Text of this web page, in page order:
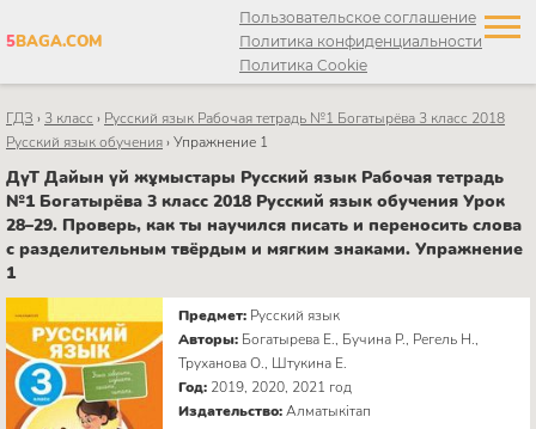
5BAGA.COM
Пользовательское соглашение
Политика конфиденциальности
Политика Cookie
ГДЗ › 3 класс › Русский язык Рабочая тетрадь №1 Богатырёва 3 класс 2018
Русский язык обучения›Упражнение 1
ДүТ Дайын үй жұмыстары Русский язык Рабочая тетрадь
№1 Богатырёва 3 класс 2018 Русский язык обучения Урок
28–29. Проверь, как ты научился писать и переносить слова
с разделительным твёрдым и мягким знаками. Упражнение
1
Предмет: Русский язык
Авторы: Богатырева Е., Бучина Р., Регель Н.,
Труханова О., Штукина Е.
Год: 2019, 2020, 2021 год
Издательство:Алматыкітап